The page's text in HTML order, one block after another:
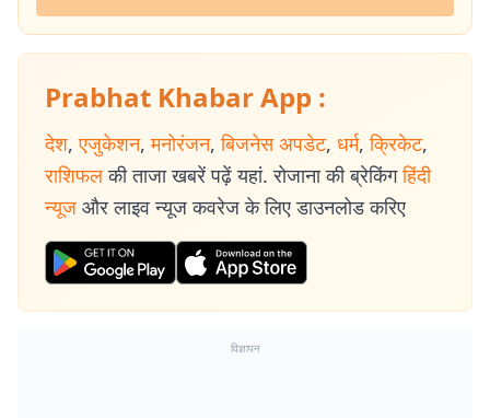
Prabhat Khabar App :
देश, एजुकेशन, मनोरंजन, बिजनेस अपडेट, धर्म, क्रिकेट,
राशिफल की ताजा खबरें पढ़ें यहां. रोजाना की ब्रेकिंग हिंदी
न्यूज और लाइव न्यूज कवरेज के लिए डाउनलोड करिए
विज्ञापन